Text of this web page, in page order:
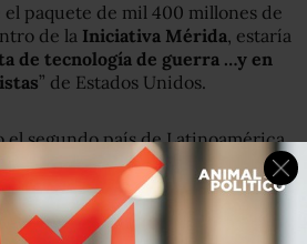
el paquete de mil 400 millones de
de la Iniciativa Mérida, estaría
de tecnología de guerra …y en
” de Estados Unidos.
el segundo país de Latinoamérica
más contratos para asistir en la
desde 2005, sólo superado
concentrado el 80% de esos